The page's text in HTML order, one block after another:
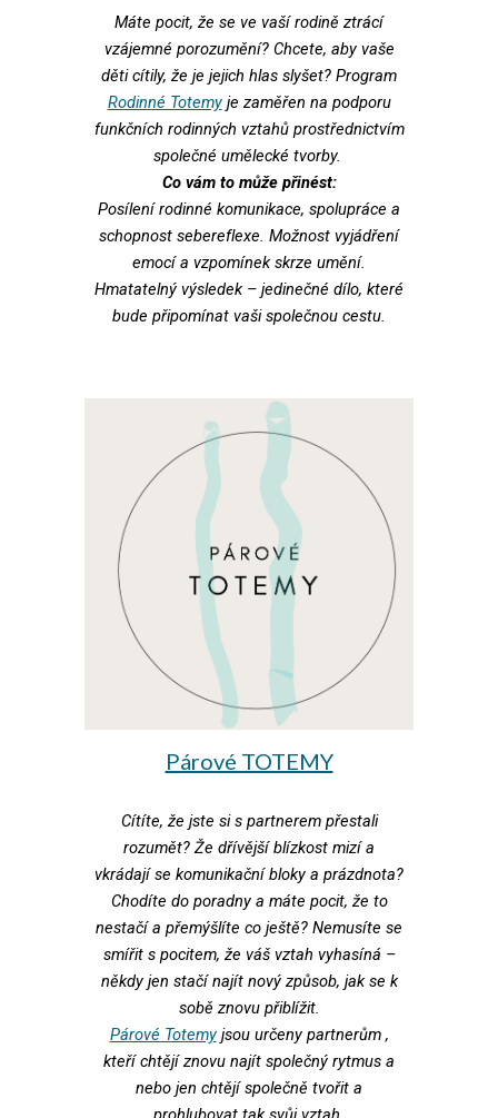
Máte pocit, že se ve vaší rodině ztrácí
vzájemné porozumění? Chcete, aby vaše
děti cítily, že je jejich hlas slyšet? Program
Rodinné Totemyje zaměřen na podporu
funkčních rodinných vztahů prostřednictvím
společné umělecké tvorby.
Co vám to může přinést:
Posílení rodinné komunikace, spolupráce a
schopnost sebereflexe. Možnost vyjádření
emocí a vzpomínek skrze umění.
Hmatatelný výsledek – jedinečné dílo, které
bude připomínat vaši společnou cestu.
Párové TOTEMY
Cítíte, že jste si s partnerem přestali
rozumět? Že dřívější blízkost mizí a
vkrádají se komunikační bloky a prázdnota?
Chodíte do poradny a máte pocit, že to
nestačí a přemýšlíte co ještě? Nemusíte se
smířit s pocitem, že váš vztah vyhasíná –
někdy jen stačí najít nový způsob, jak se k
sobě znovu přiblížit.
Párové Totemyjsou určeny partnerům ,
kteří chtějí znovu najít společný rytmus a
nebo jen chtějí společně tvořit a